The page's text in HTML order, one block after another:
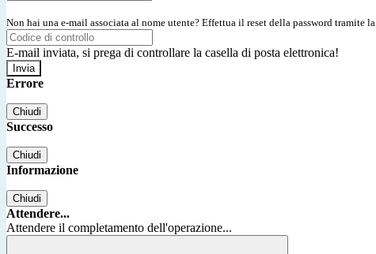
Non hai una e-mail associata al nome utente? Effettua il reset della password tramite la
E-mail inviata, si prega di controllare la casella di posta elettronica!
Errore
Chiudi
Successo
Chiudi
Informazione
Chiudi
Attendere...
Attendere il completamento dell'operazione...